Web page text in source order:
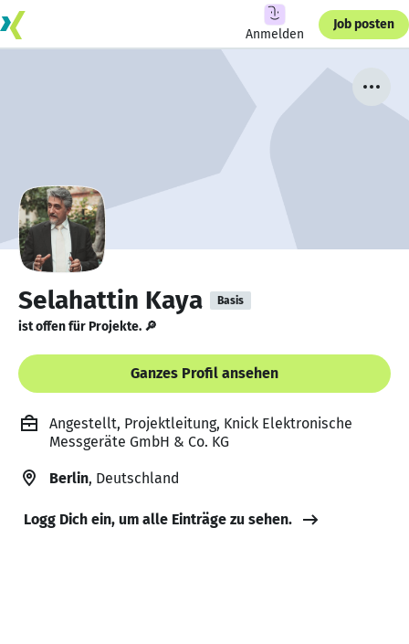
Anmelden
Job posten
Selahattin Kaya Basis
ist offen für Projekte. 🔎
Ganzes Profil ansehen
Angestellt, Projektleitung, Knick Elektronische
Messgeräte GmbH & Co. KG
Berlin, Deutschland
Logg Dich ein, um alle Einträge zu sehen.